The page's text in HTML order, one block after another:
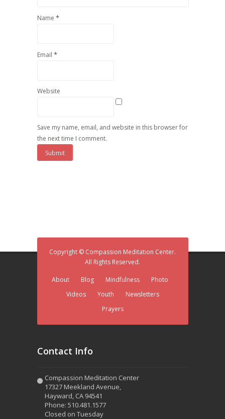
Name *
Email *
Website
Save my name, email, and website in this browser for
the next time I comment.
Copyright © Compassion Meditation Center.
All Rights Reserved.
About Blog Mindfulness
Photo
Videos
Youth
Newsletters
Prayers
Contact Info
Compassion Meditation Center
17327 Meekland Avenue,
Hayward, CA 94541
Phone: 510.481.1577
Closed on Tuesday